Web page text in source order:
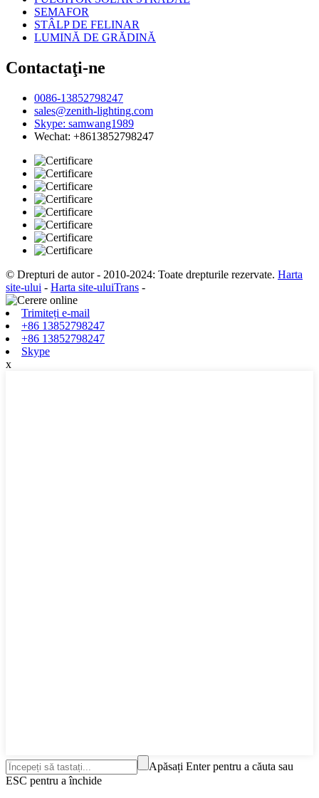
SEMAFOR
STÂLP DE FELINAR
LUMINĂ DE GRĂDINĂ
Contactaţi-ne
0086-13852798247
sales@zenith-lighting.com
Skype: samwang1989
Wechat: +8613852798247
© Drepturi de autor - 2010-2024: Toate drepturile rezervate. Harta
site-ului - Harta site-uluiTrans -
Trimiteți e-mail
+86 13852798247
+86 13852798247
Skype
x
Apăsați Enter pentru a căuta sau
ESC pentru a închide